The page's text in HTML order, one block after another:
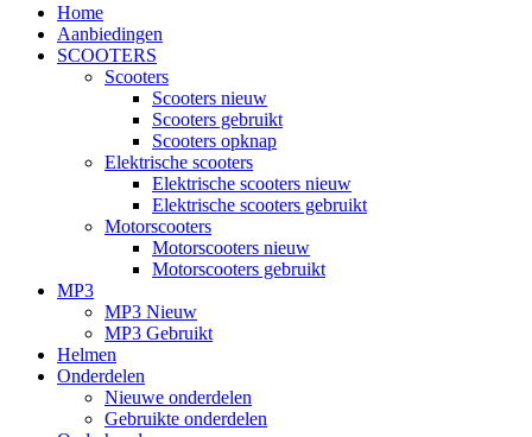
Home
Aanbiedingen
SCOOTERS
Scooters
Scooters nieuw
Scooters gebruikt
Scooters opknap
Elektrische scooters
Elektrische scooters nieuw
Elektrische scooters gebruikt
Motorscooters
Motorscooters nieuw
Motorscooters gebruikt
MP3
MP3 Nieuw
MP3 Gebruikt
Helmen
Onderdelen
Nieuwe onderdelen
Gebruikte onderdelen